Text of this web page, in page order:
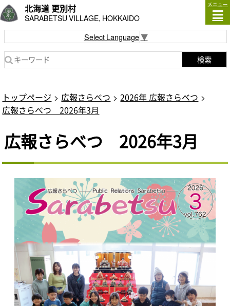
北海道 更別村
SARABETSU VILLAGE, HOKKAIDO
メニュー
Select Language▼
検索
トップページ 広報さらべつ
2026年 広報さらべつ
広報さらべつ 2026年3月
広報さらべつ 2026年3月